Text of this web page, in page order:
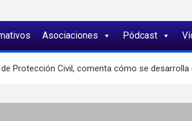
Asociaciones Pódcast
Protección Civil, comenta cómo se